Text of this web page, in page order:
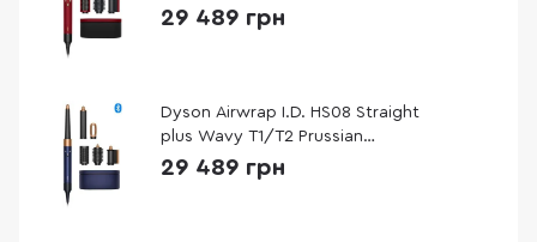
Velvet/Gold
29 489 грн
Dyson Airwrap I.D. HS08 Straight
plus Wavy T1/T2 Prussian
Blue/Rich Copper
29 489 грн